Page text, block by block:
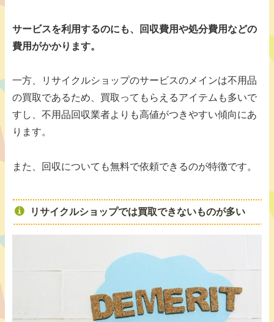
サービスを利用するのにも、回収費用や処分費用などの
費用がかかります。
一方、リサイクルショップのサービスのメインは不用品
の買取であるため、買取ってもらえるアイテムも多いで
すし、不用品回収業者よりも高値がつきやすい傾向にあ
ります。
また、回収についても無料で依頼できるのが特徴です。
リサイクルショップでは買取できないものが多い